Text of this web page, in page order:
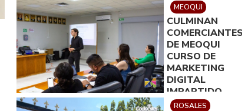
RESPONDIERA
A MOTIVOS
POLÍTICOS
MEOQUI
CULMINAN
COMERCIANTES
DE MEOQUI
CURSO DE
MARKETING
DIGITAL
IMPARTIDO
POR ICATECH
ROSALES